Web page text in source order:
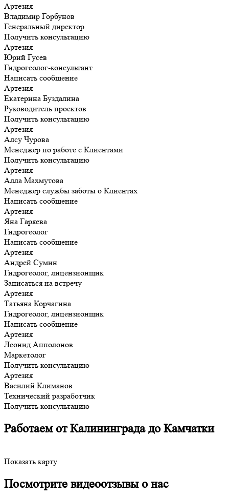
Артезия
Владимир Горбунов
Генеральный директор
Получить консультацию
Артезия
Юрий Гусев
Гидрогеолог-консультант
Написать сообщение
Артезия
Екатерина Буздалина
Руководитель проектов
Получить консультацию
Артезия
Алсу Чурова
Менеджер по работе с Клиентами
Получить консультацию
Артезия
Алла Махмутова
Менеджер службы заботы о Клиентах
Написать сообщение
Артезия
Яна Гаряева
Гидрогеолог
Написать сообщение
Артезия
Андрей Сумин
Гидрогеолог, лицензионщик
Записаться на встречу
Артезия
Татьяна Корчагина
Гидрогеолог, лицензионщик
Написать сообщение
Артезия
Леонид Апполонов
Маркетолог
Получить консультацию
Артезия
Василий Климанов
Технический разработчик
Получить консультацию
Работаем от Калининграда до Камчатки
Показать карту
Посмотрите видеоотзывы о нас